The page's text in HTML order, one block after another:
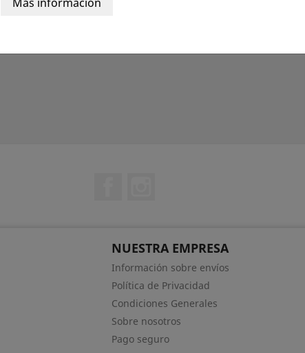
NUESTRA EMPRESA
Información sobre envíos
Política de Privacidad
Condiciones Generales
Sobre nosotros
Pago seguro